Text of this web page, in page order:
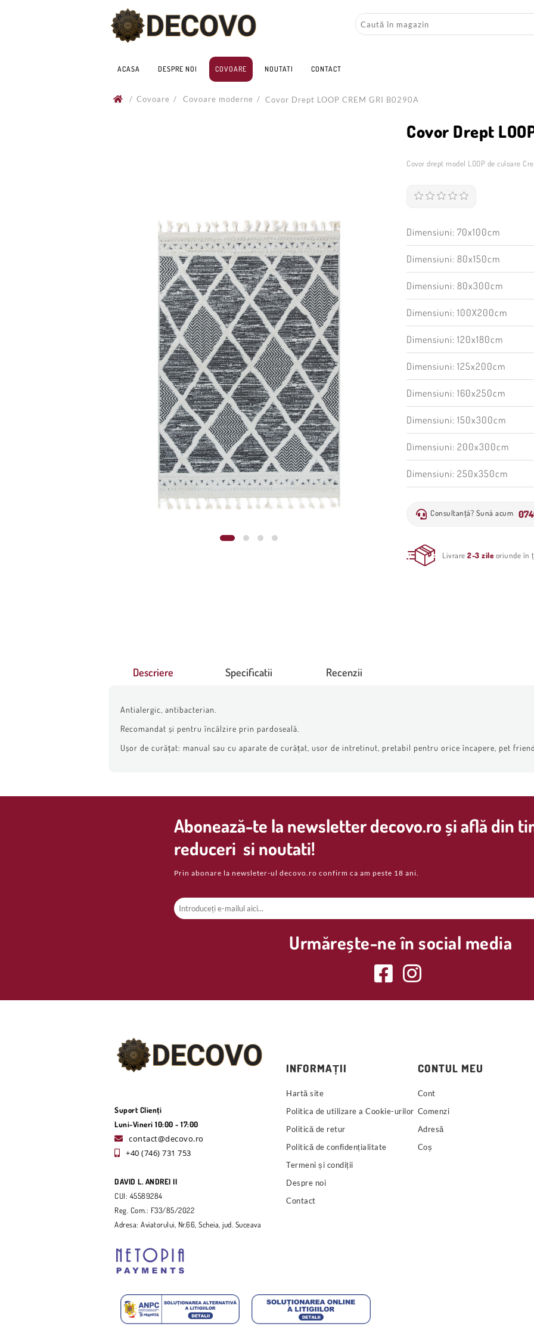
ACASA DESPRE NOI COVOARE NOUTATI CONTACT
/ Covoare / Covoare moderne / Covor Drept LOOP CREM GRI B0290A
Covor Drept
Covor drept model LOOP de culoare
Dimensiuni: 70x100cm
Dimensiuni: 80x150cm
Dimensiuni: 80x300cm
Dimensiuni: 100X200cm
Dimensiuni: 120x180cm
Dimensiuni: 125x200cm
Dimensiuni: 160x250cm
Dimensiuni: 150x300cm
Dimensiuni: 200x300cm
Dimensiuni: 250x350cm
Consultanță? Sună acum
Livrare2-3 zile oriunde în
Descriere Specificatii Recenzii
Antialergic, antibacterian.
Recomandat și pentru încălzire prin pardoseală.
Ușor de curățat: manual sau cu aparate de curățat, usor de intretinut, pretabil pentru orice încapere, pet
Abonează-te la newsletter decovo.ro și află din
reduceri si noutati!
Prin abonare la newsleter-ul decovo.ro confirm ca am peste 18 ani.
Urmărește-ne în social media
Suport Clienți
Luni-Vineri 10:00 - 17:00
contact@decovo.ro
+40 (746) 731 753
DAVID L. ANDREI II
CUI: 45589284
Reg. Com.: F33/85/2022
Adresa: Aviatorului, Nr.66, Scheia, jud. Suceava
INFORMAȚII
Hartă site
Politica de utilizare a Cookie-urilor
Politică de retur
Politică de confidențialitate
Termeni și condiții
Despre noi
Contact
CONTUL MEU
Cont
Comenzi
Adresă
Coș